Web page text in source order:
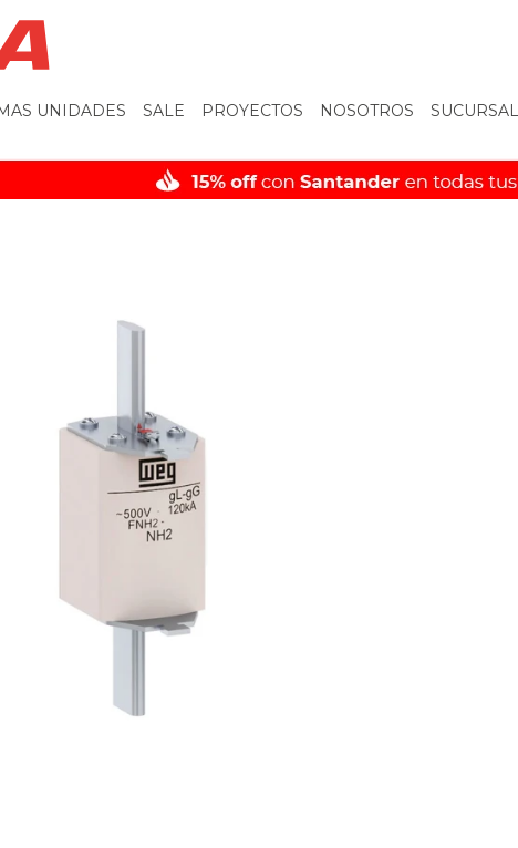
UNIDADES SALE PROYECTOS NOSOTROS